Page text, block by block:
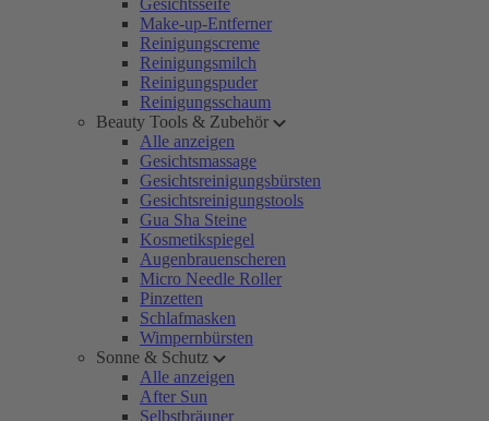
Gesichtsseife
Make-up-Entferner
Reinigungscreme
Reinigungsmilch
Reinigungspuder
Reinigungsschaum
Beauty Tools & Zubehör
Alle anzeigen
Gesichtsmassage
Gesichtsreinigungsbürsten
Gesichtsreinigungstools
Gua Sha Steine
Kosmetikspiegel
Augenbrauenscheren
Micro Needle Roller
Pinzetten
Schlafmasken
Wimpernbürsten
Sonne & Schutz
Alle anzeigen
After Sun
Selbstbräuner